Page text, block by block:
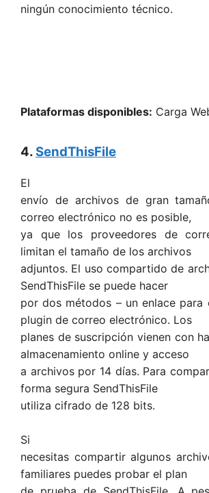
ningún conocimiento técnico.
Plataformas disponibles: Carga
4. SendThisFile
El
envío de archivos de gran
correo electrónico no es posible,
ya que los proveedores de
limitan el tamaño de los archivos
adjuntos. El uso compartido de
SendThisFile se puede hacer
por dos métodos – un enlace
plugin de correo electrónico. Los
planes de suscripción vienen con
almacenamiento online y acceso
a archivos por 14 días. Para
forma segura SendThisFile
utiliza cifrado de 128 bits.
Si
necesitas compartir algunos
familiares puedes probar el plan